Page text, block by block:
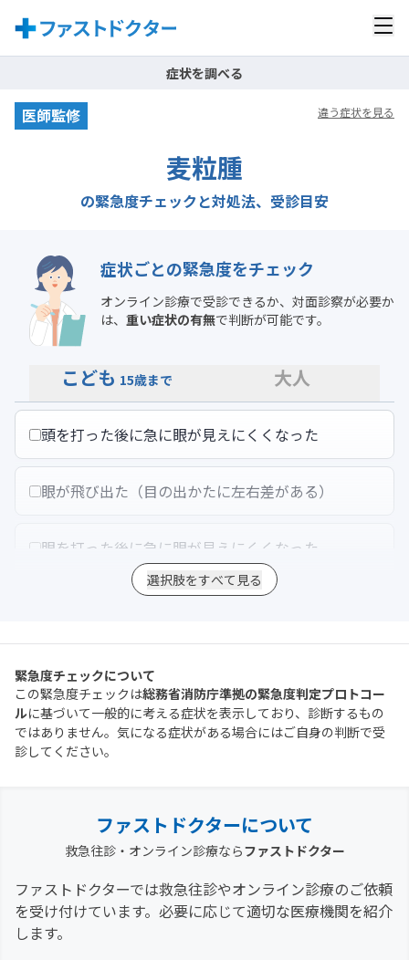
症状を調べる
医師監修 違う症状を見る
麦粒腫
の緊急度チェックと対処法、受診目安
症状ごとの緊急度をチェック
オンライン診療で受診できるか、対面診察が必要か
は、 重い症状の有無で判断が可能です。
こども 15歳まで 大人
頭を打った後に急に眼が見えにくくなった
眼が飛び出た（目の出かたに左右差がある）
眼を打った後に急に眼が見えにくくなった
30分以上、はれや痛みや涙が止まらないなどの症状
が続いている
後も痛みが続いている
けがをした後や異物を取った後、不快感が1日以上
続いている
選択肢をすべて見る
緊急度チェックについて
この緊急度チェックは総務省消防庁準拠の緊急度判定プロトコー
ルに基づいて一般的に考える症状を表示しており、診断するもの
ではありません。気になる症状がある場合にはご自身の判断で受
診してください。
ファストドクターについて
救急往診・オンライン診療ならファストドクター
ファストドクターでは救急往診やオンライン診療のご依頼
を受け付けています。必要に応じて適切な医療機関を紹介
します。